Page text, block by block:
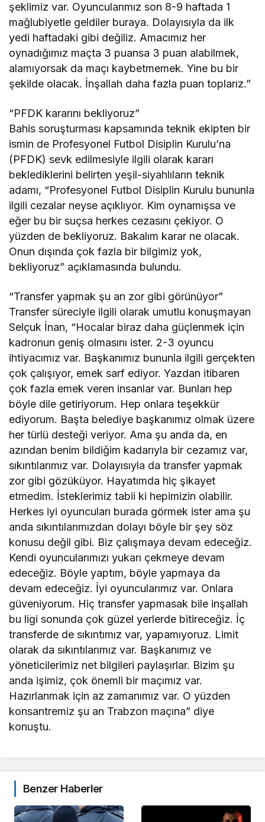
şeklimiz var. Oyuncularımız son 8-9 haftada 1
mağlubiyetle geldiler buraya. Dolayısıyla da ilk
yedi haftadaki gibi değiliz. Amacımız her
oynadığımız maçta 3 puansa 3 puan alabilmek,
alamıyorsak da maçı kaybetmemek. Yine bu bir
şekilde olacak. İnşallah daha fazla puan toplarız.”
“PFDK kararını bekliyoruz”
Bahis soruşturması kapsamında teknik ekipten bir
ismin de Profesyonel Futbol Disiplin Kurulu’na
(PFDK) sevk edilmesiyle ilgili olarak kararı
beklediklerini belirten yeşil-siyahlıların teknik
adamı, “Profesyonel Futbol Disiplin Kurulu bununla
ilgili cezalar neyse açıklıyor. Kim oynamışsa ve
eğer bu bir suçsa herkes cezasını çekiyor. O
yüzden de bekliyoruz. Bakalım karar ne olacak.
Onun dışında çok fazla bir bilgimiz yok,
bekliyoruz” açıklamasında bulundu.
“Transfer yapmak şu an zor gibi görünüyor”
Transfer süreciyle ilgili olarak umutlu konuşmayan
Selçuk İnan, “Hocalar biraz daha güçlenmek için
kadronun geniş olmasını ister. 2-3 oyuncu
ihtiyacımız var. Başkanımız bununla ilgili gerçekten
çok çalışıyor, emek sarf ediyor. Yazdan itibaren
çok fazla emek veren insanlar var. Bunları hep
böyle dile getiriyorum. Hep onlara teşekkür
ediyorum. Başta belediye başkanımız olmak üzere
her türlü desteği veriyor. Ama şu anda da, en
azından benim bildiğim kadarıyla bir cezamız var,
sıkıntılarımız var. Dolayısıyla da transfer yapmak
zor gibi gözüküyor. Hayatımda hiç şikayet
etmedim. İsteklerimiz tabii ki hepimizin olabilir.
Herkes iyi oyuncuları burada görmek ister ama şu
anda sıkıntılarımızdan dolayı böyle bir şey söz
konusu değil gibi. Biz çalışmaya devam edeceğiz.
Kendi oyuncularımızı yukarı çekmeye devam
edeceğiz. Böyle yaptım, böyle yapmaya da
devam edeceğiz. İyi oyuncularımız var. Onlara
güveniyorum. Hiç transfer yapmasak bile inşallah
bu ligi sonunda çok güzel yerlerde bitireceğiz. İç
transferde de sıkıntımız var, yapamıyoruz. Limit
olarak da sıkıntılarımız var. Başkanımız ve
yöneticilerimiz net bilgileri paylaşırlar. Bizim şu
anda işimiz, çok önemli bir maçımız var.
Hazırlanmak için az zamanımız var. O yüzden
konsantremiz şu an Trabzon maçına” diye
konuştu.
Benzer Haberler